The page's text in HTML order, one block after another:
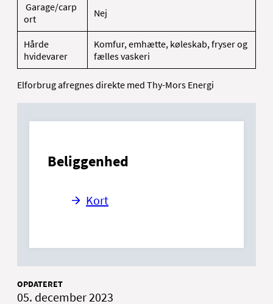
Garage/carp
ort
Nej
Hårde
hvidevarer
Komfur, emhætte, køleskab, fryser og
fælles vaskeri
Elforbrug afregnes direkte med Thy-Mors Energi
Beliggenhed
Kort
OPDATERET
05. december 2023